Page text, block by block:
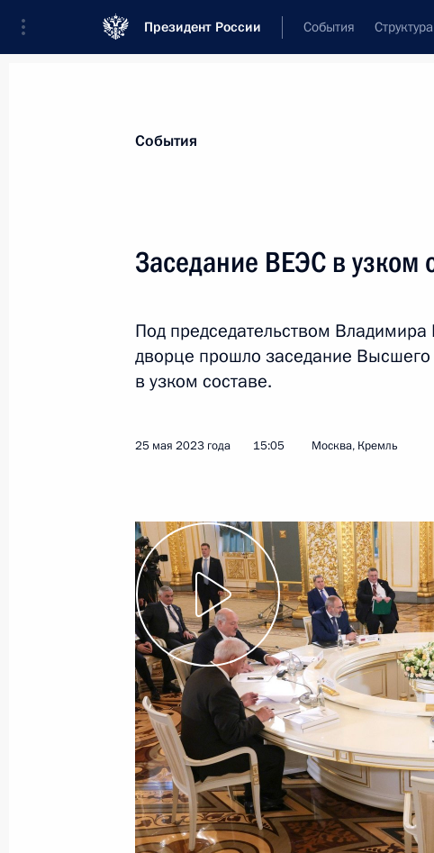
Президент России События Структура
Показать
Выступление Президента России на
государств – участников СНГ в узком
13 октября 2023 года, 12:00
12 октября 2023 года, 13:50
Церемония подписания совместных
Владимира Путина и Садыра
12 октября 2023 года, 13:30
Вручение ордена Почёта Президенту
12 октября 2023 года, 12:55
События
Заседание ВЕЭС в узком
Под председательством
дворце прошло заседание Высшего
в узком составе.
25 мая 2023 года 15:05 Москва, Кремль